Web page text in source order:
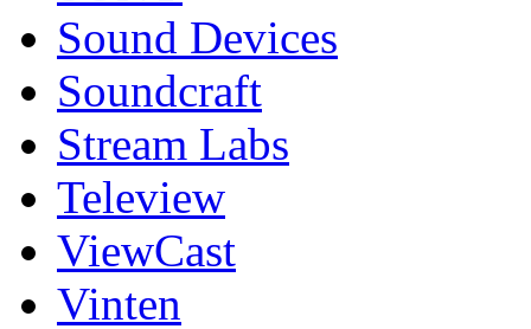
Sound Devices
Soundcraft
Stream Labs
Teleview
ViewCast
Vinten